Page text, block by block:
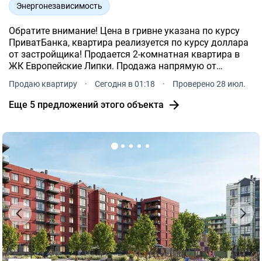
Энергонезависимость
Обратите внимание! Цена в гривне указана по курсу
ПриватБанка, квартира реализуется по курсу доллара
от застройщика! Продается 2-комнатная квартира в
ЖК Европейские Липки. Продажа напрямую от
планировки 65.57 м².
Продаю квартиру · Сегодня в 01:18 · Проверено 28 июл.
Еще 5 предложений этого объекта